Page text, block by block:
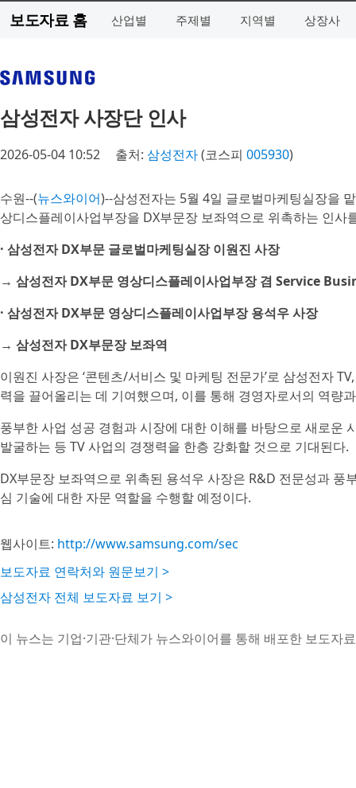
보도자료 홈 산업별 주제별 지역별 상장사
삼성전자 사장단 인사
2026-05-04 10:52 출처: 삼성전자(코스피 005930)
수원--(뉴스와이어)--삼성전자는 5월 4일 글로벌마케팅실장을
상디스플레이사업부장을 DX부문장 보좌역으로 위촉하는 인사
· 삼성전자 DX부문 글로벌마케팅실장 이원진 사장
→ 삼성전자 DX부문 영상디스플레이사업부장 겸 Service
· 삼성전자 DX부문 영상디스플레이사업부장 용석우 사장
→ 삼성전자 DX부문장 보좌역
이원진 사장은 ‘콘텐츠/서비스 및 마케팅 전문가’로 삼성전자
력을 끌어올리는 데 기여했으며, 이를 통해 경영자로서의 역량
풍부한 사업 성공 경험과 시장에 대한 이해를 바탕으로 새로운
발굴하는 등 TV 사업의 경쟁력을 한층 강화할 것으로 기대된다.
DX부문장 보좌역으로 위촉된 용석우 사장은 R&D 전문성과
심 기술에 대한 자문 역할을 수행할 예정이다.
웹사이트: http://www.samsung.com/sec
보도자료 연락처와 원문보기 >
삼성전자 전체 보도자료 보기 >
이 뉴스는 기업·기관·단체가 뉴스와이어를 통해 배포한 보도자